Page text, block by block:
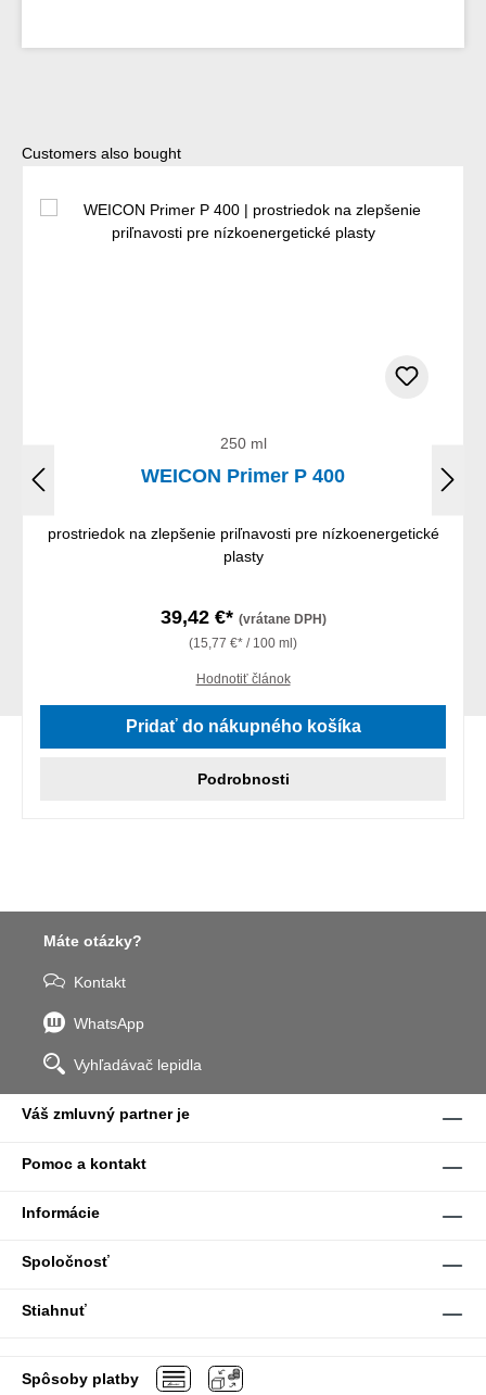
Preskočiť galériu produktov
Customers also bought
250 ml
WEICON Primer P 400
prostriedok na zlepšenie priľnavosti pre nízkoenergetické
plasty
39,42 €* (vrátane DPH)
(15,77 €* / 100 ml)
Hodnotiť článok
Pridať do nákupného košíka
Podrobnosti
Máte otázky?
Kontakt
WhatsApp
Vyhľadávač lepidla
Váš zmluvný partner je
Pomoc a kontakt
Informácie
Spoločnosť
Stiahnuť
Spôsoby platby